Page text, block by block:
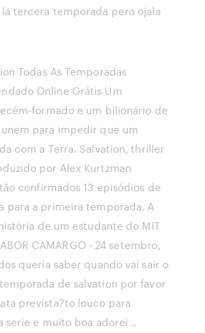
tercera temporada pero ojala
Todas As Temporadas
Online Grátis Um
formado e um bilionário de
para impedir que um
com a Terra. Salvation, thriller
por Alex Kurtzman
confirmados 13 episódios de
para a primeira temporada. A
de um estudante do MIT
CAMARGO - 24 setembro,
queria saber quando vai sair o
de salvation por favor
prevista?to louco para
serie e muito boa adorei ..